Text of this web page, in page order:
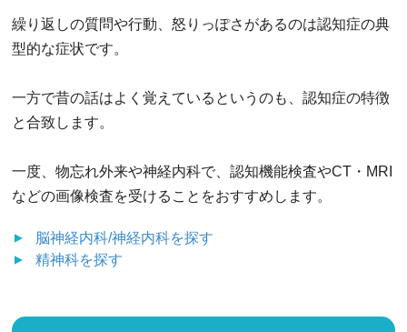
繰り返しの質問や行動、怒りっぽさがあるのは認知症の典
型的な症状です。
一方で昔の話はよく覚えているというのも、認知症の特徴
と合致します。
一度、物忘れ外来や神経内科で、認知機能検査やCT・MRI
などの画像検査を受けることをおすすめします。
脳神経内科/神経内科を探す
精神科を探す